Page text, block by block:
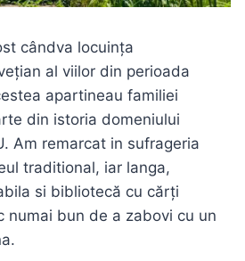
cândva locuința
al viilor din perioada
apartineau familiei
din istoria domeniului
Am remarcat in sufrageria
traditional, iar langa,
si bibliotecă cu cărți
numai bun de a zabovi cu un